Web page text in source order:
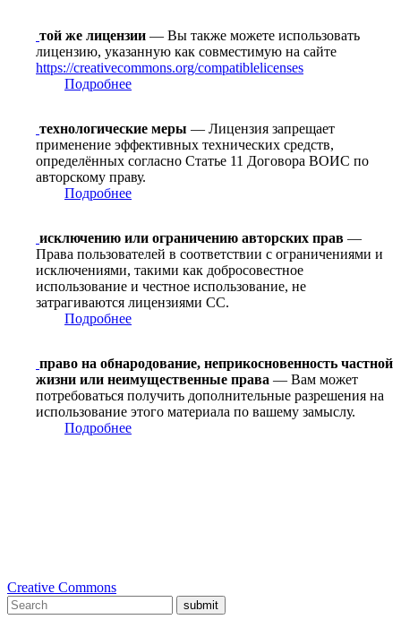
той же лицензии — Вы также можете использовать
лицензию, указанную как совместимую на сайте
https://creativecommons.org/compatiblelicenses
Подробнее
технологические меры — Лицензия запрещает
применение эффективных технических средств,
определённых согласно Статье 11 Договора ВОИС по
авторскому праву.
Подробнее
исключению или ограничению авторских прав —
Права пользователей в соответствии с ограничениями и
исключениями, такими как добросовестное
использование и честное использование, не
затрагиваются лицензиями CC.
Подробнее
право на обнародование, неприкосновенность частной
жизни или неимущественные права — Вам может
потребоваться получить дополнительные разрешения на
использование этого материала по вашему замыслу.
Подробнее
Creative Commons
submit